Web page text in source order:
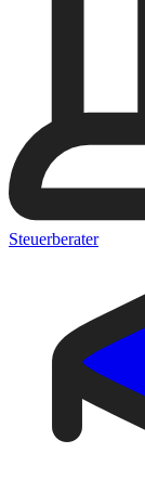
Steuerberater